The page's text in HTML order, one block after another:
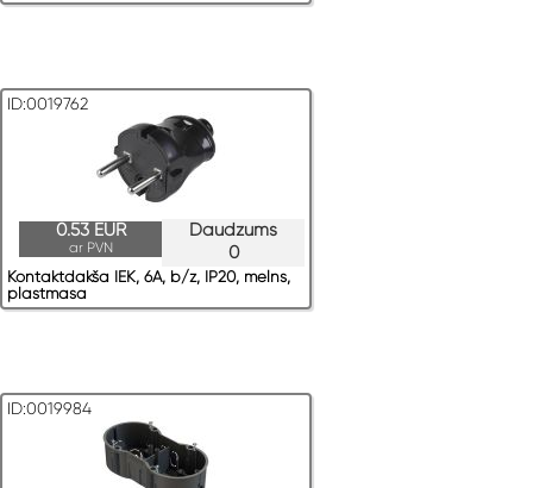
ID:0019762
Daudzums
0
0.53 EUR
ar PVN
Kontaktdakša IEK, 6A, b/z, IP20, melns,
plastmasa
ID:0019984